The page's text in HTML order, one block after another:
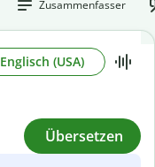
Zusammenfasser
Englisch (USA)
Übersetzen